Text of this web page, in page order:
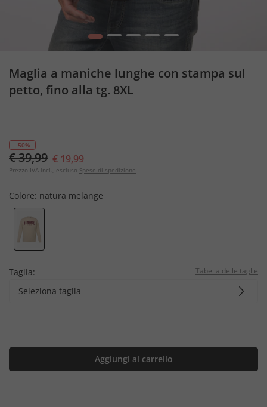
1 2 3 4 5
Maglia a maniche lunghe con stampa sul
petto, fino alla tg. 8XL
- 50%
€ 39,99 € 19,99
Prezzo IVA incl., escluso Spese di spedizione
Colore: natura melange
Taglia: Tabella delle taglie
Seleziona taglia
Aggiungi al carrello